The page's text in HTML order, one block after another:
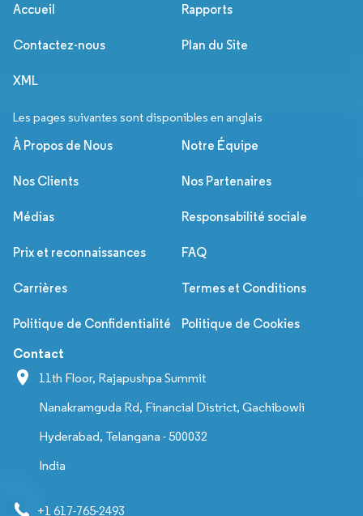
Accueil Rapports
Contactez-nous Plan du Site
XML
Les pages suivantes sont disponibles en anglais
À Propos de Nous Notre Équipe
Nos Clients Nos Partenaires
Médias Responsabilité sociale
Prix et reconnaissances FAQ
Carrières Termes et Conditions
Politique de Confidentialité Politique de Cookies
Contact
11th Floor, Rajapushpa Summit
Nanakramguda Rd, Financial District, Gachibowli
Hyderabad, Telangana - 500032
India
+1 617-765-2493